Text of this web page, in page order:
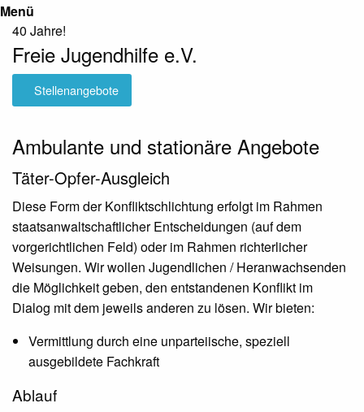
Menü
40 Jahre!
Freie Jugendhilfe e.V.
Stellenangebote
Ambulante und stationäre Angebote
Täter-Opfer-Ausgleich
Diese Form der Konfliktschlichtung erfolgt im Rahmen
staatsanwaltschaftlicher Entscheidungen (auf dem
vorgerichtlichen Feld) oder im Rahmen richterlicher
Weisungen. Wir wollen Jugendlichen / Heranwachsenden
die Möglichkeit geben, den entstandenen Konflikt im
Dialog mit dem jeweils anderen zu lösen. Wir bieten:
Vermittlung durch eine unparteiische, speziell
ausgebildete Fachkraft
Ablauf